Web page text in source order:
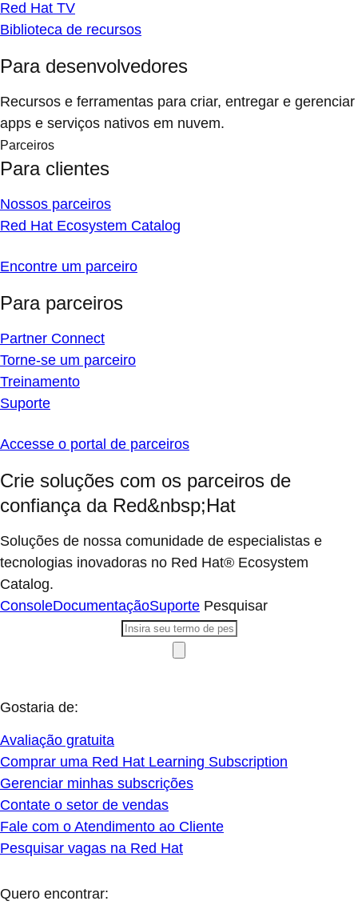
Red Hat TV
Biblioteca de recursos
Para desenvolvedores
Recursos e ferramentas para criar, entregar e gerenciar
apps e serviços nativos em nuvem.
Parceiros
Para clientes
Nossos parceiros
Red Hat Ecosystem Catalog
Encontre um parceiro
Para parceiros
Partner Connect
Torne-se um parceiro
Treinamento
Suporte
Accesse o portal de parceiros
Crie soluções com os parceiros de
confiança da Red&nbsp;Hat
Soluções de nossa comunidade de especialistas e
tecnologias inovadoras no Red Hat® Ecosystem
Catalog.
ConsoleDocumentaçãoSuporte Pesquisar
Gostaria de:
Avaliação gratuita
Comprar uma Red Hat Learning Subscription
Gerenciar minhas subscrições
Contate o setor de vendas
Fale com o Atendimento ao Cliente
Pesquisar vagas na Red Hat
Quero encontrar: